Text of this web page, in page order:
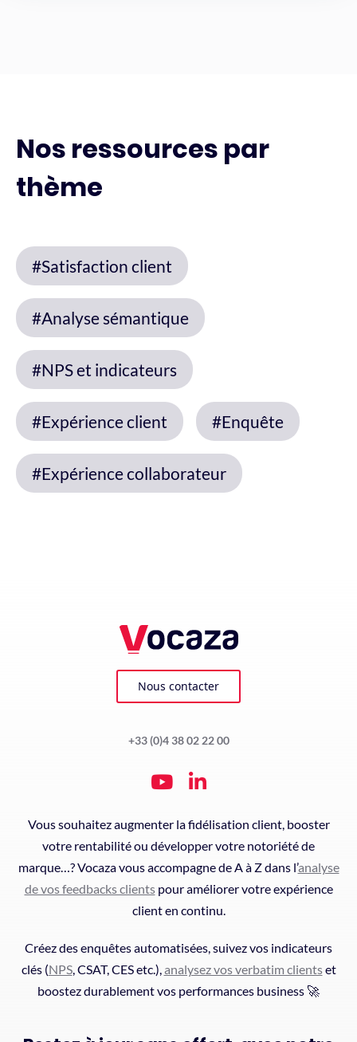
Nos ressources par
thème
#Satisfaction client
#Analyse sémantique
#NPS et indicateurs
#Expérience client #Enquête
#Expérience collaborateur
Nous contacter
+33 (0)4 38 02 22 00
Vous souhaitez augmenter la fidélisation client, booster
votre rentabilité ou développer votre notoriété de
marque…? Vocaza vous accompagne de A à Z dans l’analyse
de vos feedbacks clientspour améliorer votre expérience
client en continu.
Créez des enquêtes automatisées, suivez vos indicateurs
clés (NPS, CSAT, CES etc.),analysez vos verbatim clientset
boostez durablement vos performances business 🚀